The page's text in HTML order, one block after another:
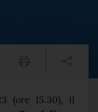
14
(ore 15.30), il